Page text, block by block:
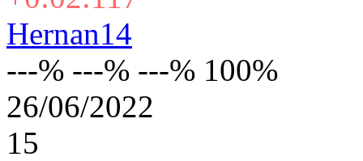
Hernan14
---% ---% ---% 100%
26/06/2022
15